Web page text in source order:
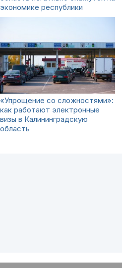
экономике республики
«Упрощение со сложностями»:
как работают электронные
визы в Калининградскую
область